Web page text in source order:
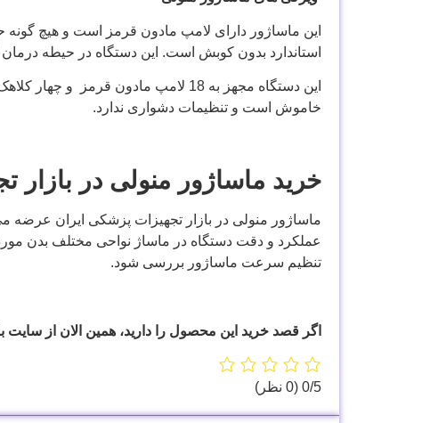
این ماساژور دارای لامپ مادون قرمز است و هیچ گونه
استاندارد بدون کوبش است. این دستگاه در حیطه
این دستگاه مجهز به 18 لامپ مادون
خاموش است و تنظیمات دشواری ندارد.
خرید ماساژور منولی در بازار
ماساژور منولی در بازار تجهیزات پزشکی ایران عرضه
عملکرد و دقت دستگاه در ماساژ نواحی مختلف بدن
تنظیم سرعت ماساژور بررسی شود.
اگر قصد خرید این محصول را دارید، همین الان از سایت
‫0/5 ‫(0 نظر)